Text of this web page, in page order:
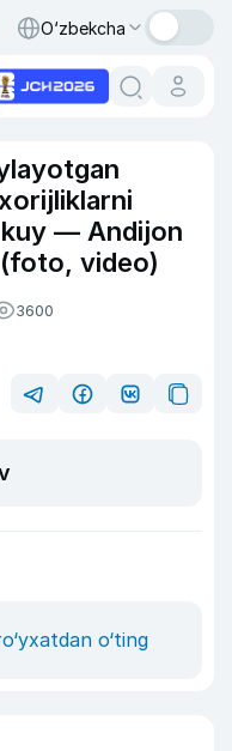
O‘zbekcha
kuy — Andijon
video)
3600
o‘ting